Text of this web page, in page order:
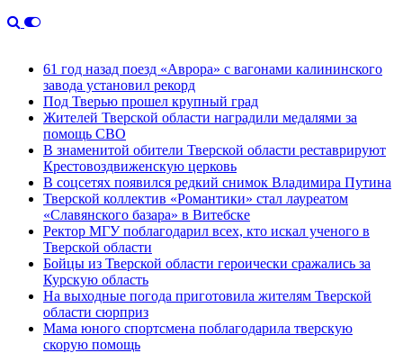
61 год назад поезд «Аврора» с вагонами калининского
завода установил рекорд
Под Тверью прошел крупный град
Жителей Тверской области наградили медалями за
помощь СВО
В знаменитой обители Тверской области реставрируют
Крестовоздвиженскую церковь
В соцсетях появился редкий снимок Владимира Путина
Тверской коллектив «Романтики» стал лауреатом
«Славянского базара» в Витебске
Ректор МГУ поблагодарил всех, кто искал ученого в
Тверской области
Бойцы из Тверской области героически сражались за
Курскую область
На выходные погода приготовила жителям Тверской
области сюрприз
Мама юного спортсмена поблагодарила тверскую
скорую помощь